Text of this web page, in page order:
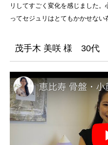
リしてすごく変化を感じました
ってセジュリはとてもかかせない
茂手木 美咲 様 30代